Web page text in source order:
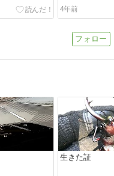
4年前
生きた証